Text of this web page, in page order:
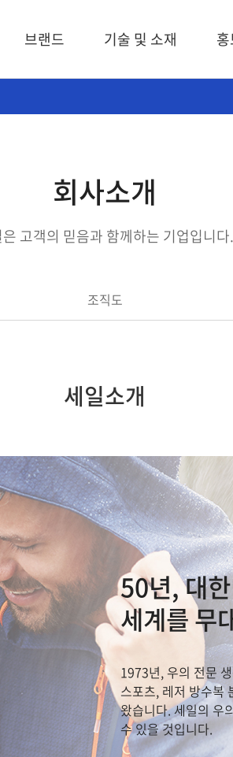
브랜드 기술 및 소재
회사소개
고객의 믿음과 함께하는 기업입니다.
조직도
세일소개
50년, 대
세계를 무
1973년, 우의 전문
스포츠, 레저 방수복
왔습니다. 세일의 우
수 있을 것입니다.